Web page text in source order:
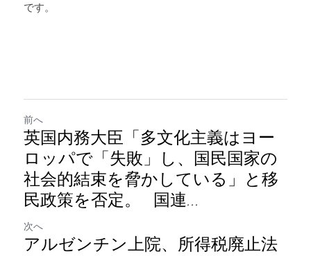
です。
前へ
英国内務大臣「多文化主義はヨー
ロッパで「失敗」し、国民国家の
社会的結束を脅かしている」と移
民政策を否定。 国連...
次へ
アルゼンチン上院、所得税廃止法